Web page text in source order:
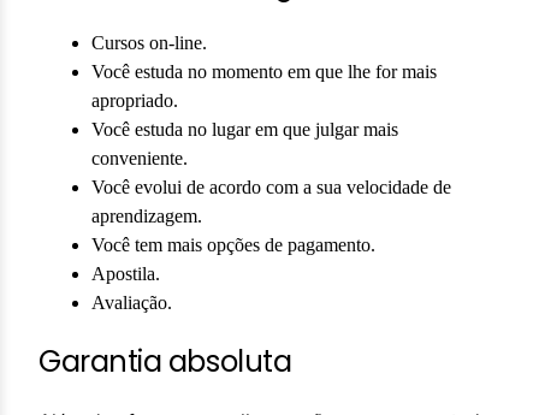
Cursos on-line.
Você estuda no momento em que lhe for mais
apropriado.
Você estuda no lugar em que julgar mais
conveniente.
Você evolui de acordo com a sua velocidade de
aprendizagem.
Você tem mais opções de pagamento.
Apostila.
Avaliação.
Garantia absoluta